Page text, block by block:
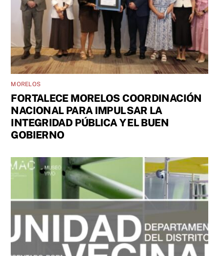
MORELOS
FORTALECE MORELOS COORDINACIÓN
NACIONAL PARA IMPULSAR LA
INTEGRIDAD PÚBLICA Y EL BUEN
GOBIERNO